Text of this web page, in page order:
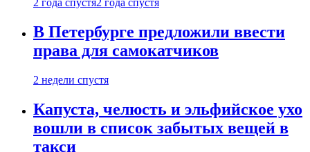
2 года спустя2 года спустя
В Петербурге предложили ввести
права для самокатчиков
2 недели спустя
Капуста, челюсть и эльфийское ухо
вошли в список забытых вещей в
такси